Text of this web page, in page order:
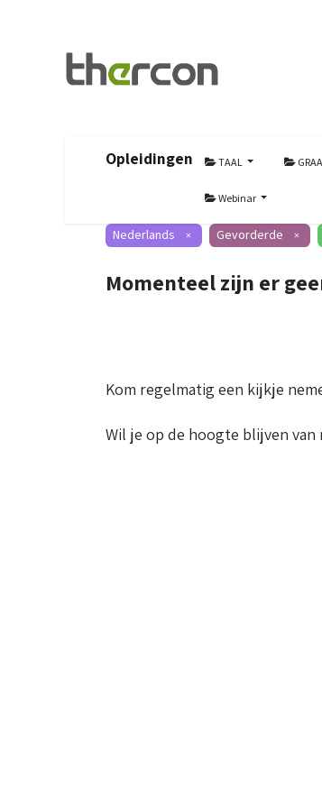
Opleidingen TAAL
Webinar
Nederlands × Gevorderde ×
Momenteel zijn er
Kom regelmatig een kijkje
Wil je op de hoogte blijven